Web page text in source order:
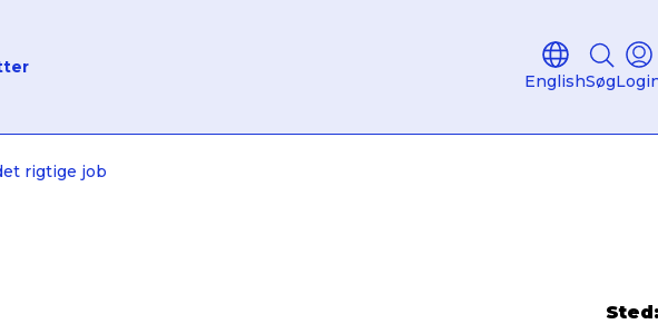
EnglishSøg
rigtige job
Sted: